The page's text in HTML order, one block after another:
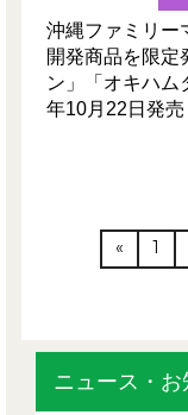
沖縄ファミリ
開発商品を限
ン」「オキハム
年10月22日発売
« 1
ニュース・お